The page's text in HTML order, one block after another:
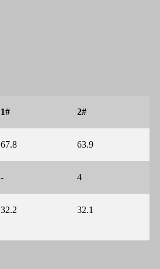
1# 2#
67.8 63.9
- 4
32.2 32.1